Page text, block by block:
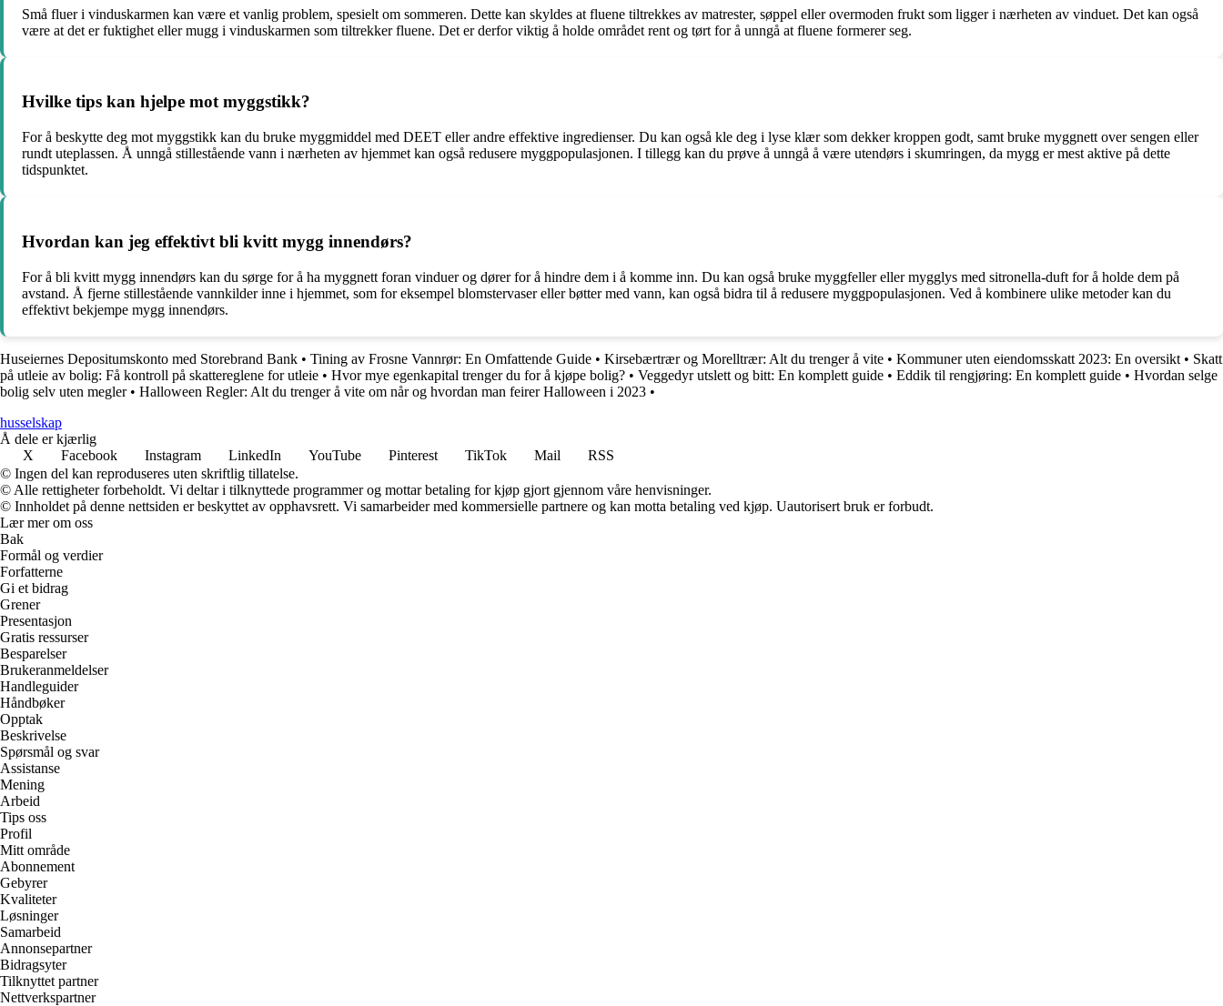
Små fluer i vinduskarmen kan være et vanlig problem, spesielt om sommeren. Dette kan skyldes at fluene tiltrekkes av matrester, søppel eller overmoden frukt som ligger i nærheten av vinduet. Det kan også
være at det er fuktighet eller mugg i vinduskarmen som tiltrekker fluene. Det er derfor viktig å holde området rent og tørt for å unngå at fluene formerer seg.
Hvilke tips kan hjelpe mot myggstikk?
For å beskytte deg mot myggstikk kan du bruke myggmiddel med DEET eller andre effektive ingredienser. Du kan også kle deg i lyse klær som dekker kroppen godt, samt bruke myggnett over sengen eller
rundt uteplassen. Å unngå stillestående vann i nærheten av hjemmet kan også redusere myggpopulasjonen. I tillegg kan du prøve å unngå å være utendørs i skumringen, da mygg er mest aktive på dette
tidspunktet.
Hvordan kan jeg effektivt bli kvitt mygg innendørs?
For å bli kvitt mygg innendørs kan du sørge for å ha myggnett foran vinduer og dører for å hindre dem i å komme inn. Du kan også bruke myggfeller eller mygglys med sitronella-duft for å holde dem på
avstand. Å fjerne stillestående vannkilder inne i hjemmet, som for eksempel blomstervaser eller bøtter med vann, kan også bidra til å redusere myggpopulasjonen. Ved å kombinere ulike metoder kan du
effektivt bekjempe mygg innendørs.
Huseiernes Depositumskonto med Storebrand Bank • Tining av Frosne Vannrør: En Omfattende Guide • Kirsebærtrær og Morelltrær: Alt du trenger å vite • Kommuner uten eiendomsskatt 2023: En oversikt • Skatt
på utleie av bolig: Få kontroll på skattereglene for utleie • Hvor mye egenkapital trenger du for å kjøpe bolig? • Veggedyr utslett og bitt: En komplett guide • Eddik til rengjøring: En komplett guide • Hvordan selge
bolig selv uten megler• Halloween Regler: Alt du trenger å vite om når og hvordan man feirer Halloween i 2023 •
husselskap
Å dele er kjærlig
X
Facebook Instagram LinkedIn YouTube Pinterest TikTok Mail
RSS
© Ingen del kan reproduseres uten skriftlig tillatelse.
© Alle rettigheter forbeholdt. Vi deltar i tilknyttede programmer og mottar betaling for kjøp gjort gjennom våre henvisninger.
© Innholdet på denne nettsiden er beskyttet av opphavsrett. Vi samarbeider med kommersielle partnere og kan motta betaling ved kjøp. Uautorisert bruk er forbudt.
Lær mer om oss
Bak
Formål og verdier
Forfatterne
Gi et bidrag
Grener
Presentasjon
Gratis ressurser
Besparelser
Brukeranmeldelser
Handleguider
Håndbøker
Opptak
Beskrivelse
Spørsmål og svar
Assistanse
Mening
Arbeid
Tips oss
Profil
Mitt område
Abonnement
Gebyrer
Kvaliteter
Løsninger
Samarbeid
Annonsepartner
Bidragsyter
Tilknyttet partner
Nettverkspartner